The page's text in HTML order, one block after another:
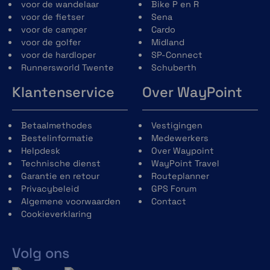
eenvoudiger onderhoud van de voering
en verbeterde aero-akoestiek-prestaties
en de mogelijkheid om de pasvorm aan te
passen dankzij het Schuberth Individual-
concept.
Nieuw kinvergrendelingsmechanisme
kunststof voor een lager gewicht en
winddeflector, nekrol, vizierafdichting en
helmstickers voor verbeterde
zichtbaarheid tijdens het rijden met
open en gesloten kinbak.
voor de wandelaar
voor de fietser
voor de camper
voor de golfer
voor de hardloper
Runnersworld Twente
Bike P en R
Sena
Cardo
Midland
SP-Connect
Schuberth
Klantenservice
Betaalmethodes
Bestelinformatie
Helpdesk
Technische dienst
Garantie en retour
Privacybeleid
Algemene voorwaarden
Cookieverklaring
Volg ons
Over WayPoint
Vestigingen
Medewerkers
Over Waypoint
WayPoint Travel
Routeplanner
GPS Forum
Contact